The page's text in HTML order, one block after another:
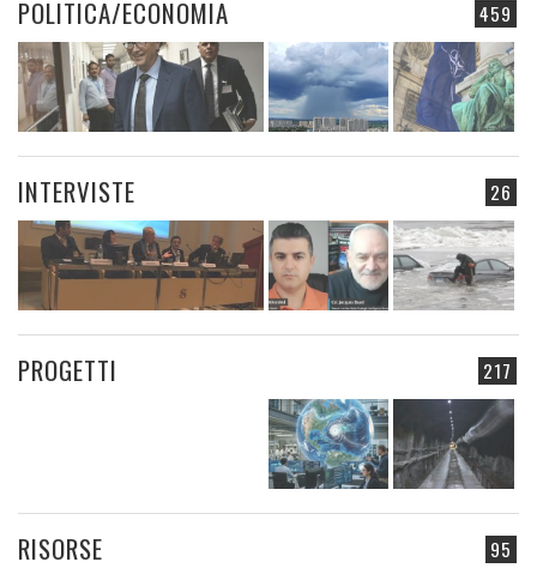
459
POLITICA/ECONOMIA
26
INTERVISTE
217
PROGETTI
95
RISORSE